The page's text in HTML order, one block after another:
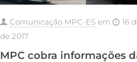
Comunicação MPC-ES em
16
de 2017
MPC cobra informações